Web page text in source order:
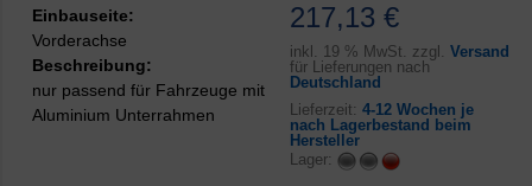
217,13 €
inkl. 19 % MwSt. zzgl. Versand
für Lieferungen nach
Deutschland
Lieferzeit: 4-12 Wochen je
nach Lagerbestand beim
Hersteller
Lager:
Einbauseite:
Vorderachse
Beschreibung:
nur passend für Fahrzeuge mit
Aluminium Unterrahmen